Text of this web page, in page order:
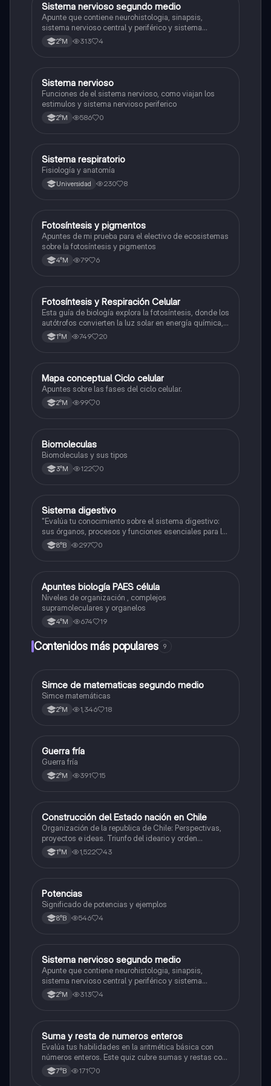
Biología
Sistema nervioso segundo medio
Apunte que contiene neurohistologia, sinapsis,
sistema nervioso central y periférico y sistema
endocrino
2°M 313 4
SBiología
Sistema nervioso
Funciones de el sistema nervioso, como viajan los
estimulos y sistema nervioso periferico
2°M 586 0
Biología
Sistema respiratorio
Fisiología y anatomía
Universidad 230 8
Biología
Fotosíntesis y pigmentos
Apuntes de mi prueba para el electivo de ecosistemas
sobre la fotosíntesis y pigmentos
4°M 79 6
Biología
Fotosíntesis y Respiración Celular
Esta guía de biología explora la fotosíntesis, donde los
autótrofos convierten la luz solar en energía química, y
la respiración celular, un proceso vital para el flujo de
energía en los ecosistemas.
1°M 749 20
Biología
Mapa conceptual Ciclo celular
Apuntes sobre las fases del ciclo celular.
2°M 99 0
Biología
Biomoleculas
Biomoleculas y sus tipos
3°M 122 0
Biología
Sistema digestivo
"Evalúa tu conocimiento sobre el sistema digestivo:
sus órganos, procesos y funciones esenciales para la
nutrición."
8°B 297 0
Biología
Apuntes biología PAES célula
Niveles de organización , complejos
supramoleculares y organelos
4°M 674 19
Contenidos más populares 9
Matemáticas
Simce de matematicas segundo medio
Simce matemáticas
2°M 1,346 18
Historia
Guerra fría
Guerra fría
2°M 391 15
Historia
Construcción del Estado nación en Chile
Organización de la republica de Chile: Perspectivas,
proyectos e ideas. Triunfo del ideario y orden
conservador. Constitución de 1833. "Era Portaliana"
1°M 1,522 43
Matemáticas
Potencias
Significado de potencias y ejemplos
8°B 546 4
Biología
Sistema nervioso segundo medio
Apunte que contiene neurohistologia, sinapsis,
sistema nervioso central y periférico y sistema
endocrino
2°M 313 4
SMatemáticas
Suma y resta de numeros enteros
Evalúa tus habilidades en la aritmética básica con
números enteros. Este quiz cubre sumas y restas con
números positivos y negativos.
7°B 171 0